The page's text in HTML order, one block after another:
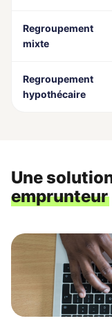
Regroupement
mixte
Regroupement
hypothécaire
Une
emprunteur